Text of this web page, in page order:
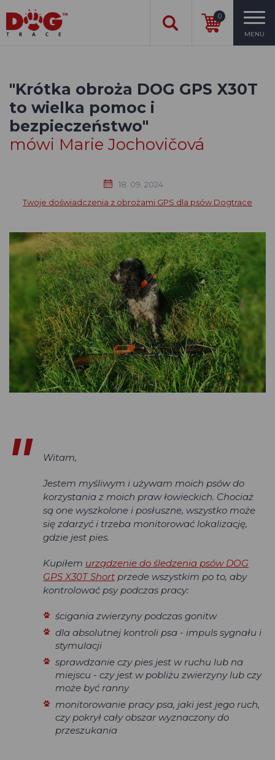
0
MENU
"Krótka obroża DOG GPS X30T
to wielka pomoc i
bezpieczeństwo"
mówi Marie Jochovičová
18. 09. 2024
Twoje doświadczenia z obrożami GPS dla psów Dogtrace
Witam,
Jestem myśliwym i używam moich psów do
korzystania z moich praw łowieckich. Chociaż
są one wyszkolone i posłuszne, wszystko może
się zdarzyć i trzeba monitorować lokalizację,
gdzie jest pies.
Kupiłem urządzenie do śledzenia psów DOG
GPS X30T Short przede wszystkim po to, aby
kontrolować psy podczas pracy:
ścigania zwierzyny podczas gonitw
dla absolutnej kontroli psa - impuls sygnału i
stymulacji
sprawdzanie czy pies jest w ruchu lub na
miejscu - czy jest w pobliżu zwierzyny lub czy
może być ranny
monitorowanie pracy psa, jaki jest jego ruch,
czy pokrył cały obszar wyznaczony do
przeszukania